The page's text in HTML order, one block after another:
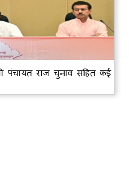
पंचायत राज चुनाव सहित कई